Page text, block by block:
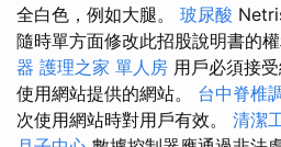
全白色，例如大腿。 玻尿酸
隨時單方面修改此招股說明書的
器 護理之家 單人房 用戶必須接
使用網站提供的網站。 台中脊椎
次使用網站時對用戶有效。 清潔